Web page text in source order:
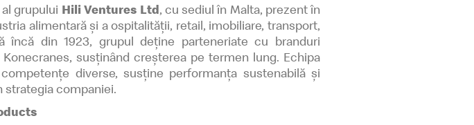
grupului Hili Ventures Ltd, cu sediul în Malta, prezent în
alimentară și a ospitalității, retail, imobiliare, transport,
din 1923, grupul deține parteneriate cu branduri
susținând creșterea pe termen lung. Echipa
diverse, susține performanța sustenabilă și
strategia companiei.